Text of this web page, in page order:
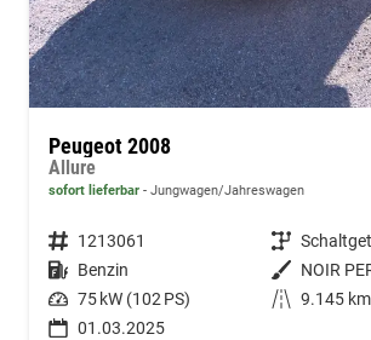
Peugeot 2008
Allure
sofort lieferbar Jungwagen/Jahreswagen
Fahrzeugnummer 1213061 Getriebe
Kraftstoff Benzin Außenfarbe NOIR
Leistung 75 kW (102 PS) Kilometerstand 9.145 km
01.03.2025